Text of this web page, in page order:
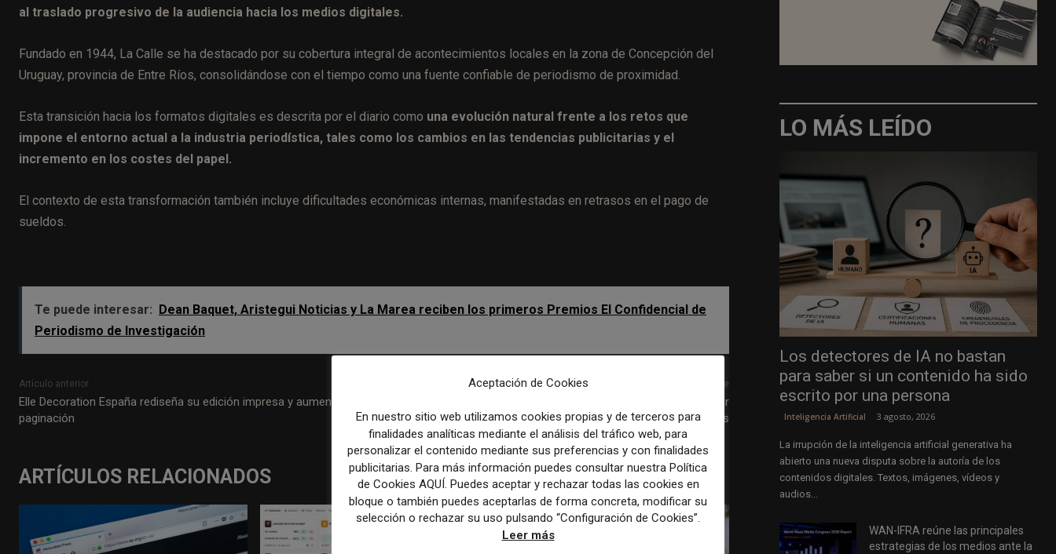
al traslado progresivo de la audiencia hacia los medios digitales.
Fundado en 1944, La Calle se ha destacado por su cobertura integral de acontecimientos locales en la zona de Concepción del
Uruguay, provincia de Entre Ríos, consolidándose con el tiempo como una fuente confiable de periodismo de proximidad.
Esta transición hacia los formatos digitales es descrita por el diario como una evolución natural frente a los retos que
impone el entorno actual a la industria periodística, tales como los cambios en las tendencias publicitarias y el
incremento en los costes del papel.
El contexto de esta transformación también incluye dificultades económicas internas, manifestadas en retrasos en el pago de
sueldos.
Te puede interesar:
Dean Baquet, Aristegui Noticias y La Marea reciben los primeros Premios El Confidencial de
Periodismo de Investigación
Artículo anterior
Elle Decoration España rediseña su edición impresa y aumenta
paginación
Artículo siguiente
Innovación: un estudio advierte del peligro de lanzarse a invertir
en IA sin repensar antes el modelo de negocio de los medios
ARTÍCULOS RELACIONADOS
LO MÁS LEÍDO
Los detectores de IA no bastan
para saber si un contenido ha sido
escrito por una persona
Inteligencia Artificial 3 agosto, 2026
La irrupción de la inteligencia artificial generativa ha
abierto una nueva disputa sobre la autoría de los
contenidos digitales. Textos, imágenes, vídeos y
audios...
WAN-IFRA reúne las principales
estrategias de los medios ante la
Aceptación de Cookies
En nuestro sitio web utilizamos cookies propias y de terceros para
finalidades analíticas mediante el análisis del tráfico web, para
personalizar el contenido mediante sus preferencias y con finalidades
publicitarias. Para más información puedes consultar nuestra Política
de Cookies AQUÍ. Puedes aceptar y rechazar todas las cookies en
bloque o también puedes aceptarlas de forma concreta, modificar su
selección o rechazar su uso pulsando “Configuración de Cookies”.
Leer más